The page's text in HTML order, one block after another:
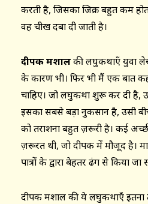
करती है, जिसका जिक्र बहुत कम
वह चीख दबा दी जाती है।
दीपक मशालकी लघुकथाएँ युवा
के कारण भी। फिर भी मैं एक बात
चाहिए। जो लघुकथा शुरू कर दी है,
इसका सबसे बड़ा नुकसान है, उसी
को तराशना बहुत ज़रूरी है। कई
ज़रूरत थी, जो दीपक में मौजूद है।
पात्रों के द्वारा बेहतर ढंग से किया
दीपक मशाल की ये लघुकथाएँ